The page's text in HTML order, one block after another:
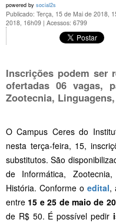
powered by social2s
Publicado: Terça, 15 de Mai de 2018,
2018, 16h09 | Acessos: 6799
Inscrições podem ser
ofertadas 06 vagas,
Zootecnia,
O Campus Ceres do
nesta terça-feira, 15,
substitutos. São
de Informática,
História. Conforme o edital,
entre 15 e 25 de maio de
de R$ 50. É possível pedir